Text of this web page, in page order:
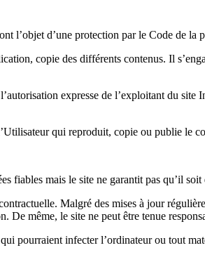
l’objet d’une protection par le Code de
copie des différents contenus. Il
expresse de l’exploitant du
qui reproduit, copie ou publie le
mais le site ne garantit pas qu’il soit
Malgré des mises à jour
même, le site ne peut être tenue
pourraient infecter l’ordinateur ou tout